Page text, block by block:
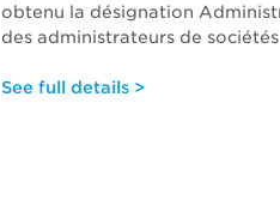
obtenu la désignation
des administrateurs de sociétés
See full details >